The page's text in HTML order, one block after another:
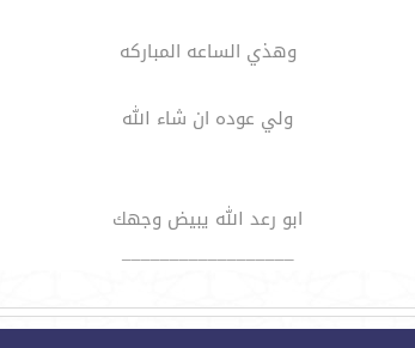
وهذي الساعه المباركه
ولي عوده ان شاء الله
ابو رعد الله يبيض وجهك
__________________